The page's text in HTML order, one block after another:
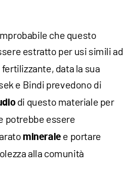
che questo
estratto per usi simili ad
data la sua
e Bindi prevedono di
di questo materiale per
potrebbe essere
mineralee portare
alla comunità